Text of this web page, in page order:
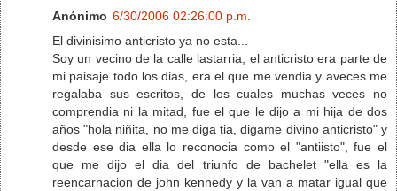
Anónimo 6/30/2006 02:26:00 p.m.
El divinisimo anticristo ya no esta...
Soy un vecino de la calle lastarria, el anticristo era parte de
mi paisaje todo los dias, era el que me vendia y aveces me
regalaba sus escritos, de los cuales muchas veces no
comprendia ni la mitad, fue el que le dijo a mi hija de dos
años "hola niñita, no me diga tia, digame divino anticristo" y
desde ese dia ella lo reconocia como el "antiisto", fue el
que me dijo el dia del triunfo de bachelet "ella es la
reencarnacion de john kennedy y la van a matar igual que